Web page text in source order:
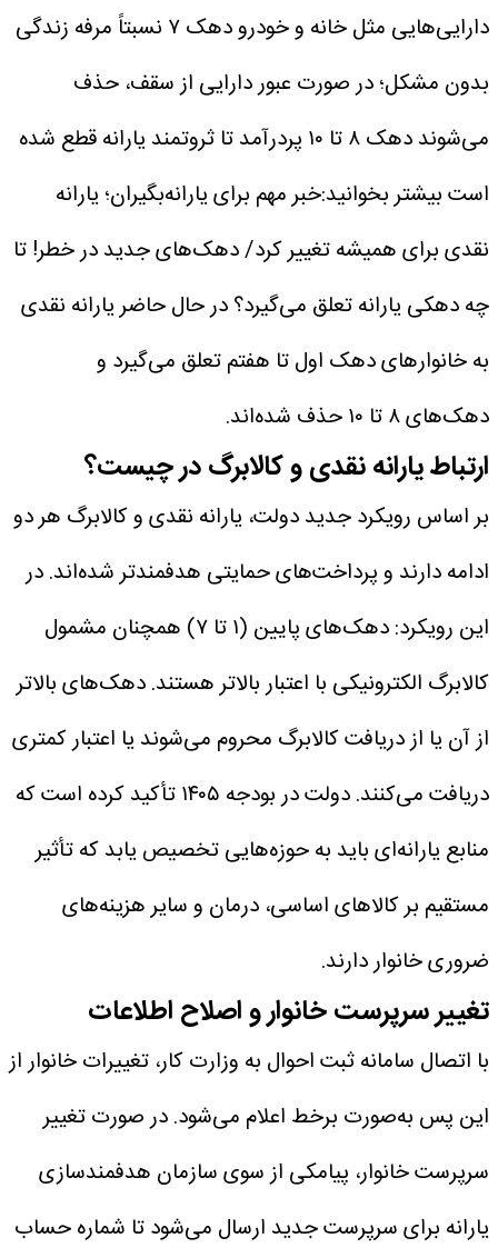
دارایی‌هایی مثل خانه و خودرو
دهک ۷ نسبتاً مرفه زندگی
بدون مشکل؛ در صورت عبور دارایی از سقف، حذف
می‌شوند
دهک ۸ تا ۱۰ پردرآمد تا ثروتمند یارانه قطع شده
استبیشتر بخوانید:خبر مهم برای یارانه‌بگیران؛ یارانه
نقدی برای همیشه تغییر کرد/ دهک‌های جدید در خطر!تا
چه دهکی یارانه تعلق می‌گیرد؟ در حال حاضر یارانه نقدی
به خانوار‌های دهک اول تا هفتم تعلق می‌گیرد و
دهک‌های ۸ تا ۱۰ حذف شده‌اند.
ارتباط یارانه نقدی و کالابرگ در چیست؟
بر اساس رویکرد جدید دولت، یارانه نقدی و کالابرگ هر دو
ادامه دارند و پرداخت‌های حمایتی هدفمندتر شده‌اند. در
این رویکرد:
دهک‌های پایین (۱ تا ۷) همچنان مشمول
کالابرگ الکترونیکی با اعتبار بالاتر هستند.دهک‌های بالاتر
از آن یا از دریافت کالابرگ محروم می‌شوند یا اعتبار کمتری
دریافت می‌کنند.
دولت در بودجه ۱۴۰۵ تأکید کرده است که
منابع یارانه‌ای باید به حوزه‌هایی تخصیص یابد که تأثیر
مستقیم بر کالا‌های اساسی، درمان و سایر هزینه‌های
ضروری خانوار دارند.
تغییر سرپرست خانوار و اصلاح اطلاعات
با اتصال سامانه ثبت احوال به وزارت کار، تغییرات خانوار از
این پس به‌صورت برخط اعلام می‌شود. در صورت تغییر
سرپرست خانوار، پیامکی از سوی سازمان هدفمندسازی
یارانه برای سرپرست جدید ارسال می‌شود تا شماره حساب